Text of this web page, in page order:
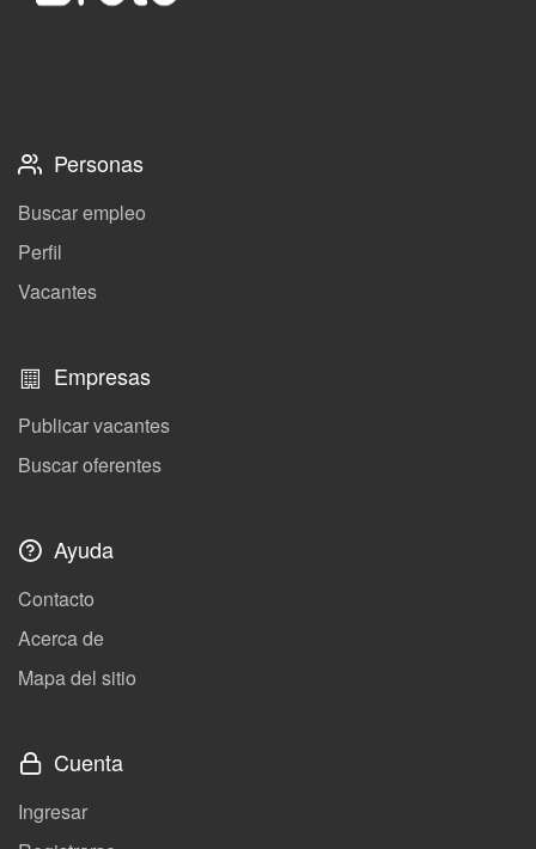
Personas
Buscar empleo
Perfil
Vacantes
Empresas
Publicar vacantes
Buscar oferentes
Ayuda
Contacto
Acerca de
Mapa del sitio
Cuenta
Ingresar